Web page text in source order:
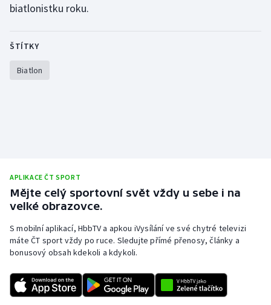
biatlonistku roku.
ŠTÍTKY
Biatlon
APLIKACE ČT SPORT
Mějte celý sportovní svět vždy u sebe i na
velké obrazovce.
S mobilní aplikací, HbbTV a apkou iVysílání ve své chytré televizi
máte ČT sport vždy po ruce. Sledujte přímé přenosy, články a
bonusový obsah kdekoli a kdykoli.